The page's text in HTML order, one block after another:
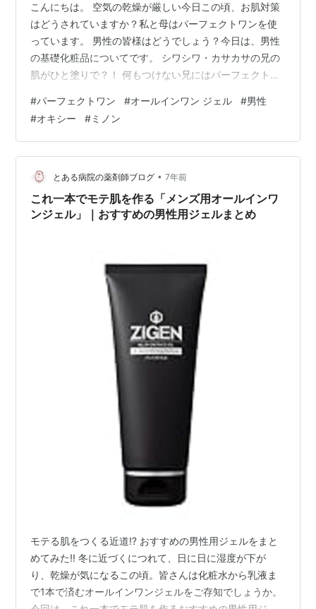
こんにちは。 空気の乾燥が厳しい今日この頃、お肌対策
はどうされていますか？私と母はパーフェクトワンを使
っています。 男性の皆様はどうでしょう？今日は、男性
の基礎化粧品についてです。 シワシワ・カサカサの兄の
肌がひと塗りで？！ 何もつけない兄にはパーフェクトワ
ーナーを覗いてみました。 男性の方がヒゲ剃りするから
アフターケアが必要 シワシワ・カサカサの兄の肌がひと
塗りで？！ 最近は男性用化粧品も多くなりましたね。 近
くに住む長兄は独身なのでご飯をほぼ毎日食べにきてい
るのですが・・・ なんだか最近、シワが増えておじいち
ゃんになってきたな〜。 母より…
#パーフェクトワン #オールインワン ジェル #男性
#オキシー #ミノン
とある病院の薬剤師ブログ • 7年前
これ一本でモテ肌を作る「メンズ用オールインワ
ンジェル」｜おすすめの男性用ジェルまとめ
モテる肌をつくる近道⁉ おすすめの男性用ジェルをまと
めてみた!! 冬に近づくにつれて、日に日に湿度が下が
り、乾燥が気になるこの頃。皆さんは化粧水から乳液ま
で1本で済むオールインワンジェルをご存知でしょうか。